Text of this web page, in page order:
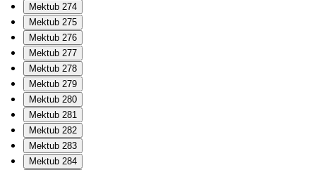
Mektub 274
Mektub 275
Mektub 276
Mektub 277
Mektub 278
Mektub 279
Mektub 280
Mektub 281
Mektub 282
Mektub 283
Mektub 284